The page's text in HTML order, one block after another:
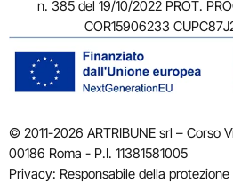
n. 385 del 19/10/2022 PROT.
COR15906233
© 2011-2026 ARTRIBUNE srl – Corso
00186 Roma - P.I. 11381581005
Privacy: Responsabile della